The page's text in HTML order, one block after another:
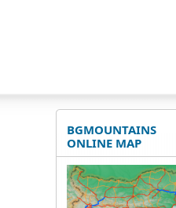
BGMOUNTAINS
ONLINE MAP